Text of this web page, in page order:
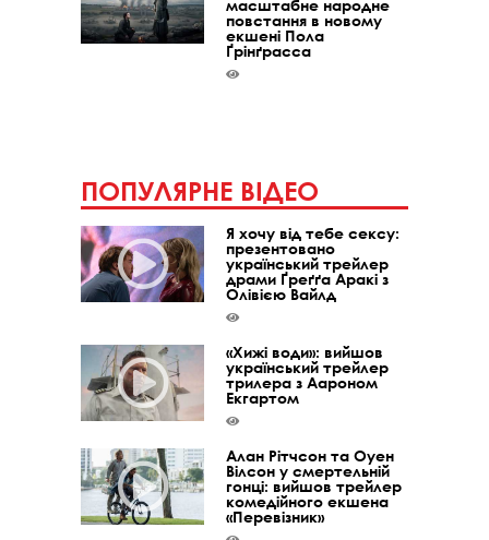
масштабне народне
повстання в новому
екшені Пола
Ґрінґрасса
ПОПУЛЯРНЕ ВІДЕО
Я хочу від тебе сексу:
презентовано
український трейлер
драми Ґреґґа Аракі з
Олівією Вайлд
«Хижі води»: вийшов
український трейлер
трилера з Аароном
Екгартом
Алан Рітчсон та Оуен
Вілсон у смертельній
гонці: вийшов трейлер
комедійного екшена
«Перевізник»